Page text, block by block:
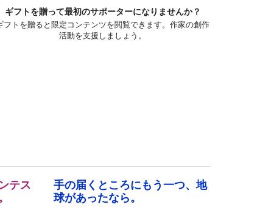
ギフトを贈って最初のサポーターになりませんか？
フトを贈ると限定コンテンツを閲覧できます。作家の創作
活動を支援しましょう。
テス
手の届くところにもう一つ、地
球があったなら。